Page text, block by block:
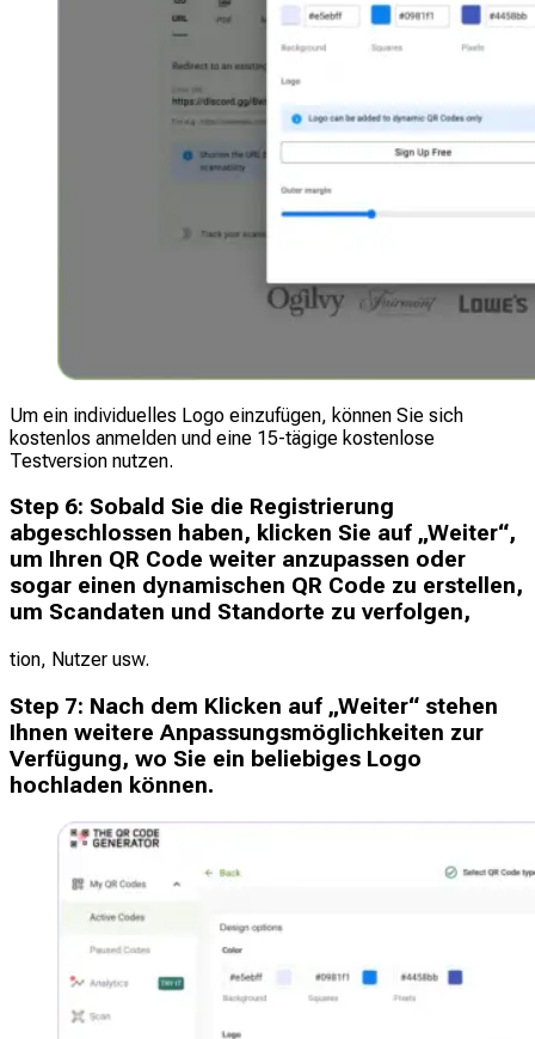
Um ein individuelles Logo einzufügen, können Sie sich
kostenlos anmelden und eine 15-tägige kostenlose
Testversion nutzen.
Step 6: Sobald Sie die Registrierung
abgeschlossen haben, klicken Sie auf „Weiter“,
um Ihren QR Code weiter anzupassen oder
sogar einen dynamischen QR Code zu erstellen,
um Scandaten und Standorte zu verfolgen,
tion, Nutzer usw.
Step 7: Nach dem Klicken auf „Weiter“ stehen
Ihnen weitere Anpassungsmöglichkeiten zur
Verfügung, wo Sie ein beliebiges Logo
hochladen können.